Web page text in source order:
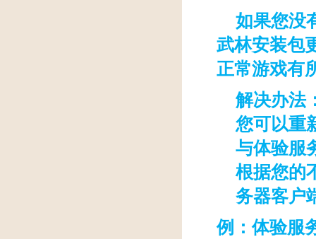
如果您没
武林安装包
正常游戏有
解决办法
您可以重
与体验服
根据您的
务器客户
例：体验服